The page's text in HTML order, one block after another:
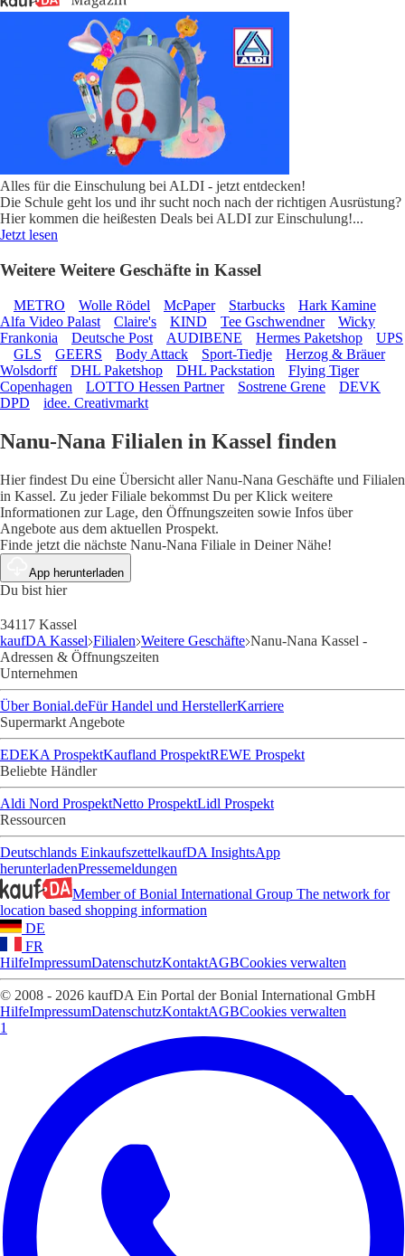
Alles für die Einschulung bei ALDI - jetzt entdecken!
Die Schule geht los und ihr sucht noch nach der richtigen Ausrüstung?
Hier kommen die heißesten Deals bei ALDI zur Einschulung!...
Jetzt lesen
Weitere Weitere Geschäfte in Kassel
METRO Wolle Rödel McPaper Starbucks
Hark Kamine
Alfa Video Palast
Claire's KIND Tee Gschwendner
Wicky
Frankonia
Deutsche Post AUDIBENE Hermes Paketshop
UPS
GLS
GEERS Body Attack Sport-Tiedje
Herzog & Bräuer
Wolsdorff
DHL Paketshop DHL Packstation
Flying Tiger
Copenhagen
LOTTO Hessen Partner Sostrene Grene
DEVK
DPD
idee. Creativmarkt
Nanu-Nana Filialen in Kassel finden
Hier findest Du eine Übersicht aller Nanu-Nana Geschäfte und Filialen
in Kassel. Zu jeder Filiale bekommst Du per Klick weitere
Informationen zur Lage, den Öffnungszeiten sowie Infos über
Angebote aus dem aktuellen Prospekt.
Finde jetzt die nächste Nanu-Nana Filiale in Deiner Nähe!
App herunterladen
Du bist hier
34117 Kassel
kaufDA Kassel Filialen Weitere Geschäfte Nanu-Nana Kassel -
Adressen & Öffnungszeiten
Unternehmen
Über Bonial.deFür Handel und HerstellerKarriere
Supermarkt Angebote
EDEKA ProspektKaufland ProspektREWE Prospekt
Beliebte Händler
Aldi Nord ProspektNetto ProspektLidl Prospekt
Ressourcen
Deutschlands EinkaufszettelkaufDA InsightsApp
herunterladenPressemeldungen
Member of Bonial International Group The network for
location based shopping information
DE
FR
HilfeImpressumDatenschutzKontaktAGBCookies verwalten
© 2008 - 2026 kaufDA Ein Portal der Bonial International GmbH
HilfeImpressumDatenschutzKontaktAGBCookies verwalten
1